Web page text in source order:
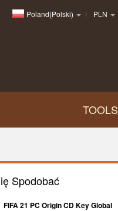
Poland(Polski) PLN
TOOLS
Spodobać
FIFA 21 PC Origin CD Key Global